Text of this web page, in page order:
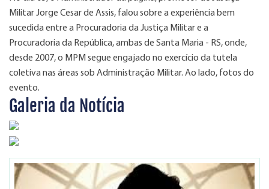
Militar Jorge Cesar de Assis, falou sobre a experiência bem
sucedida entre a Procuradoria da Justiça Militar e a
Procuradoria da República, ambas de Santa Maria - RS, onde,
desde 2007, o MPM segue engajado no exercício da tutela
coletiva nas áreas sob Administração Militar. Ao lado, fotos do
evento.
Galeria da Notícia